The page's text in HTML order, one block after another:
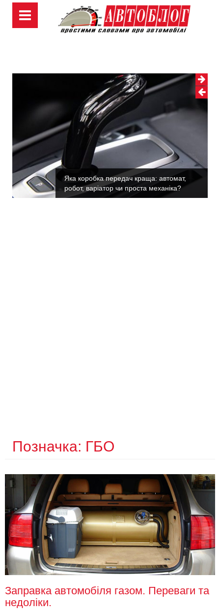
Skip
content
Яка коробка передач краща: автомат,
робот, варіатор чи проста механіка?
Позначка: ГБО
Заправка автомобіля газом. Переваги та
недоліки.